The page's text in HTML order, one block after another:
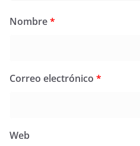
Nombre*
Correo electrónico *
Web